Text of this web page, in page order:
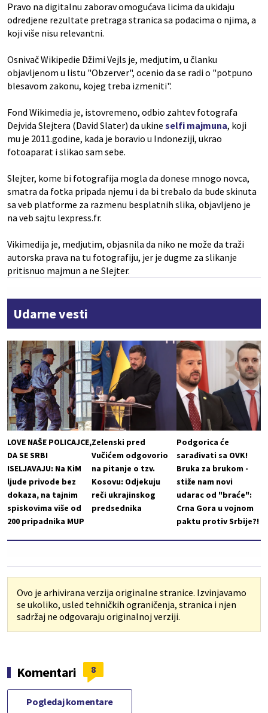
Pravo na digitalnu zaborav omogućava licima da ukidaju
odredjene rezultate pretraga stranica sa podacima o njima, a
koji više nisu relevantni.
Osnivač Wikipedie Džimi Vejls je, medjutim, u članku
objavljenom u listu "Obzerver", ocenio da se radi o "potpuno
blesavom zakonu, kojeg treba izmeniti".
Fond Wikimedia je, istovremeno, odbio zahtev fotografa
Dejvida Slejtera (David Slater) da ukine selfi majmuna, koji
mu je 2011.godine, kada je boravio u Indoneziji, ukrao
fotoaparat i slikao sam sebe.
Slejter, kome bi fotografija mogla da donese mnogo novca,
smatra da fotka pripada njemu i da bi trebalo da bude skinuta
sa veb platforme za razmenu besplatnih slika, objavljeno je
na veb sajtu lexpress.fr.
Vikimedija je, medjutim, objasnila da niko ne može da traži
autorska prava na tu fotografiju, jer je dugme za slikanje
pritisnuo majmun a ne Slejter.
Udarne vesti
LOVE NAŠE POLICAJCE,
DA SE SRBI
ISELJAVAJU: Na KiM
ljude privode bez
dokaza, na tajnim
spiskovima više od
200 pripadnika MUP
Zelenski pred
Vučićem odgovorio
na pitanje o tzv.
Kosovu: Odjekuju
reči ukrajinskog
predsednika
Podgorica će
sarađivati sa OVK!
Bruka za brukom -
stiže nam novi
udarac od "braće":
Crna Gora u vojnom
paktu protiv Srbije?!
Ovo je arhivirana verzija originalne stranice. Izvinjavamo
se ukoliko, usled tehničkih ograničenja, stranica i njen
sadržaj ne odgovaraju originalnoj verziji.
Komentari 8
Pogledaj komentare